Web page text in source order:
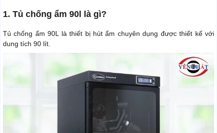
1. Tủ chống ẩm 90l là gì?
Tủ chống ẩm 90L là thiết bị hút ẩm chuyên dụng được thiết kế với
dung tích 90 lít.